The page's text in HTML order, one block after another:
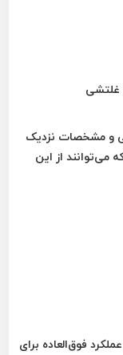
و مشخصات نزدیک
می‌توانند از این
فوق‌العاده برای